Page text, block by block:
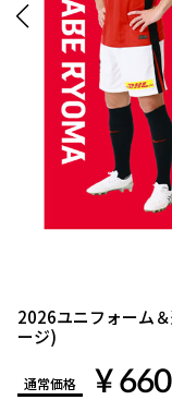
2026ユニフォーム
ージ)
通常価格 ¥ 660